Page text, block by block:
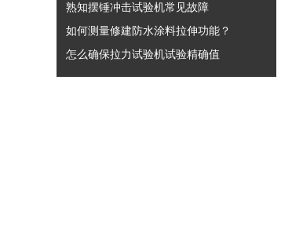
熟知摆锤冲击试验机常见故障
如何测量修建防水涂料拉伸功能？
怎么确保拉力试验机试验精确值